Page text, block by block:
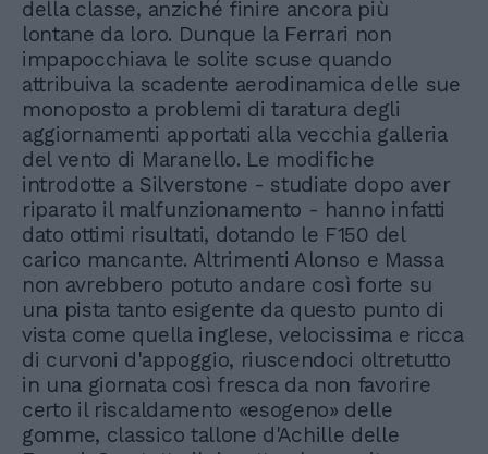
della classe, anziché finire ancora più
lontane da loro. Dunque la Ferrari non
impapocchiava le solite scuse quando
attribuiva la scadente aerodinamica delle sue
monoposto a problemi di taratura degli
aggiornamenti apportati alla vecchia galleria
del vento di Maranello. Le modifiche
introdotte a Silverstone - studiate dopo aver
riparato il malfunzionamento - hanno infatti
dato ottimi risultati, dotando le F150 del
carico mancante. Altrimenti Alonso e Massa
non avrebbero potuto andare così forte su
una pista tanto esigente da questo punto di
vista come quella inglese, velocissima e ricca
di curvoni d'appoggio, riuscendoci oltretutto
in una giornata così fresca da non favorire
certo il riscaldamento «esogeno» delle
gomme, classico tallone d'Achille delle